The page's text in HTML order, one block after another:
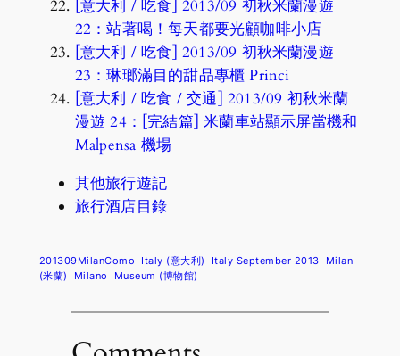
[意大利 / 吃食] 2013/09 初秋米蘭漫遊
22：站著喝！每天都要光顧咖啡小店
[意大利 / 吃食] 2013/09 初秋米蘭漫遊
23：琳瑯滿目的甜品專櫃 Princi
[意大利 / 吃食 / 交通] 2013/09 初秋米蘭
漫遊 24：[完結篇] 米蘭車站顯示屏當機和
Malpensa 機場
其他旅行遊記
旅行酒店目錄
201309MilanComo Italy (意大利) Italy September 2013
Milan
(米蘭)
Milano Museum (博物館)